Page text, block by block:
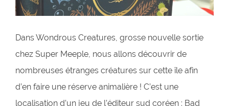
Dans Wondrous Creatures, grosse nouvelle sortie
chez Super Meeple, nous allons découvrir de
nombreuses étranges créatures sur cette île afin
d’en faire une réserve animalière ! C’est une
localisation d’un jeu de l’éditeur sud coréen : Bad